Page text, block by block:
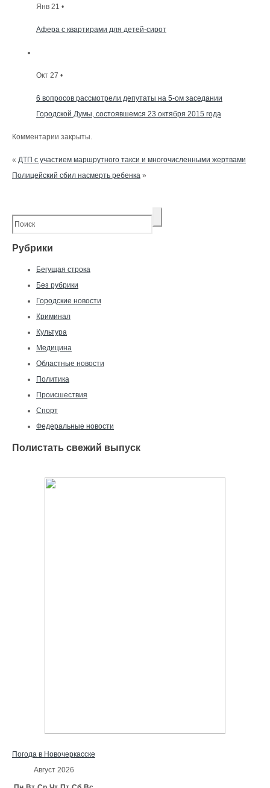
Янв 21 •
Афера с квартирами для детей-сирот
Окт 27 •
6 вопросов рассмотрели депутаты на 5-ом заседании
Городской Думы, состоявшемся 23 октября 2015 года
Комментарии закрыты.
« ДТП с участием маршрутного такси и многочисленными жертвами
Полицейский сбил насмерть ребенка »
Рубрики
Бегущая строка
Без рубрики
Городские новости
Криминал
Культура
Медицина
Областные новости
Политика
Происшествия
Спорт
Федеральные новости
Полистать свежий выпуск
Погода в Новочеркасске
Август 2026